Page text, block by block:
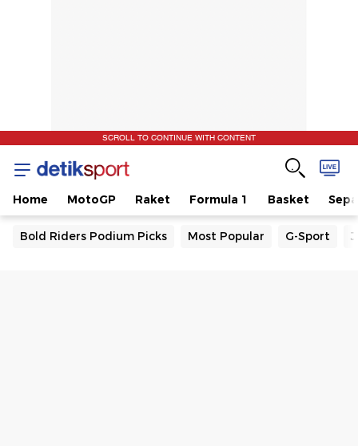
SCROLL TO CONTINUE WITH CONTENT
Home MotoGP Raket Formula 1 Basket
Bold Riders Podium Picks Most Popular G-Sport